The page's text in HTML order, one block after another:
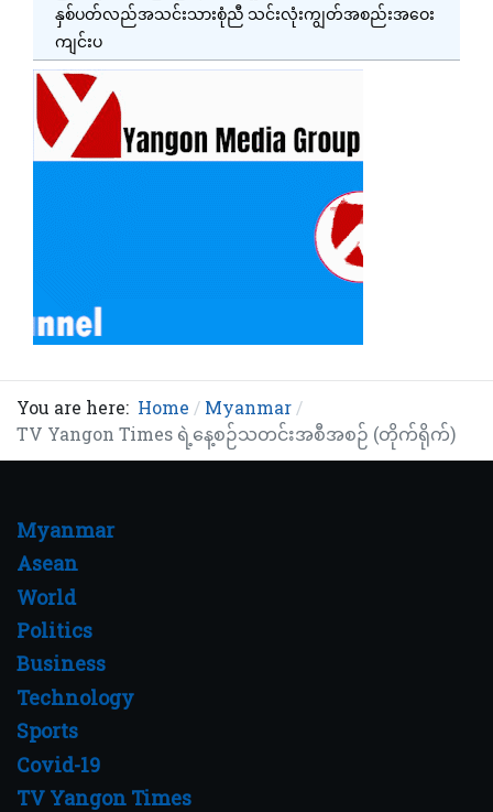
နှစ်ပတ်လည်အသင်းသားစုံညီ သင်းလုံးကျွတ်အစည်းအဝေး
ကျင်းပ
You are here: Home
Myanmar
TV Yangon Times ရဲ့နေ့စဉ်သတင်းအစီအစဉ် (တိုက်ရိုက်)
Myanmar
Asean
World
Politics
Business
Technology
Sports
Covid-19
TV Yangon Times